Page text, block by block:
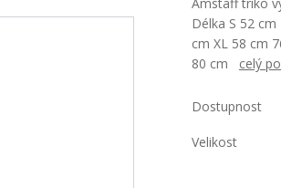
Délka S 52
cm XL 58 cm
80 cm celý
Dostupnost
Velikost